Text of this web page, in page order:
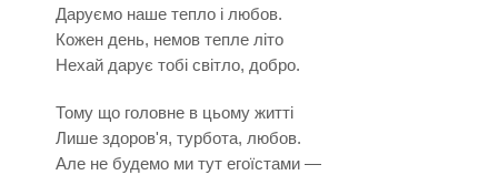
Даруємо наше тепло і любов.
Кожен день, немов тепле літо
Нехай дарує тобі світло, добро.
Тому що головне в цьому житті
Лише здоров'я, турбота, любов.
Але не будемо ми тут егоїстами —